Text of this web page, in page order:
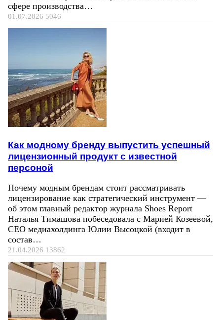
сфере производства…
01.07.2026 5046
Как модному бренду выпустить успешный
лицензионный продукт с известной
персоной
Почему модным брендам стоит рассматривать
лицензирование как стратегический инструмент —
об этом главный редактор журнала Shoes Report
Наталья Тимашова побеседовала с Марией Козеевой,
СЕО медиахолдинга Юлии Высоцкой (входит в
состав…
21.04.2026 13862